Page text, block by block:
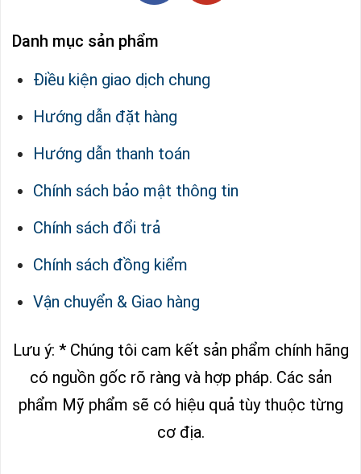
Danh mục sản phẩm
Điều kiện giao dịch chung
Hướng dẫn đặt hàng
Hướng dẫn thanh toán
Chính sách bảo mật thông tin
Chính sách đổi trả
Chính sách đồng kiểm
Vận chuyển & Giao hàng
Lưu ý: * Chúng tôi cam kết sản phẩm chính hãng
có nguồn gốc rõ ràng và hợp pháp. Các sản
phẩm Mỹ phẩm sẽ có hiệu quả tùy thuộc từng
cơ địa.